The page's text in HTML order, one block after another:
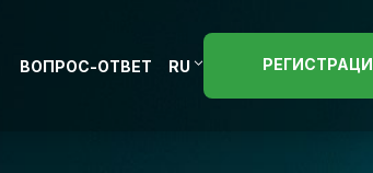
ВОПРОС-ОТВЕТ RU